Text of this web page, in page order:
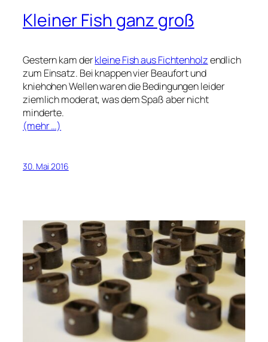
Kleiner Fish ganz groß
Gestern kam derkleine Fish aus Fichtenholzendlich
zum Einsatz. Bei knappen vier Beaufort und
kniehohen Wellen waren die Bedingungen leider
ziemlich moderat, was dem Spaß aber nicht
minderte.
(mehr …)
30. Mai 2016